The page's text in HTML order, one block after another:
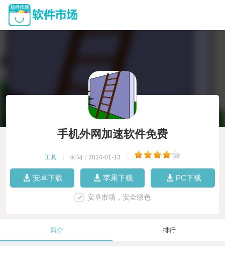
手机外网加速软件免费
工具 时间：2024-01-13
安卓下载 苹果下载 PC下载
安卓市场，安全绿色
简介 排行